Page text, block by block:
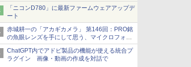
「ニコンD780」に最新ファームウェアアップデ
ート
赤城耕一の「アカギカメラ」 第146回：PRO銘
の魚眼レンズを手にして思う、マイクロフォー
サーズへの期待と可能性
ChatGPT内でアドビ製品の機能が使える統合プ
ラグイン 画像・動画の作成を対話で